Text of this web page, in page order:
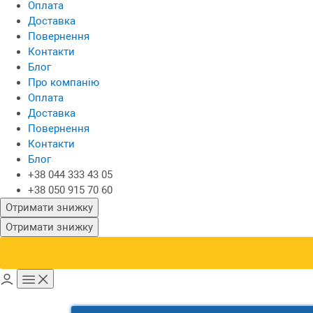
Оплата
Доставка
Повернення
Контакти
Блог
Про компанію
Оплата
Доставка
Повернення
Контакти
Блог
+38 044 333 43 05
+38 050 915 70 60
Отримати знижку
Отримати знижку